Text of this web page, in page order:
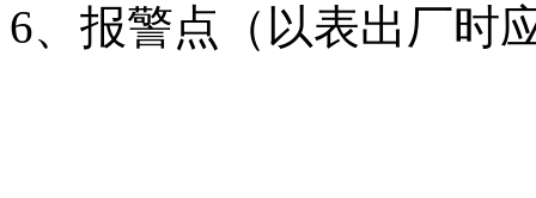
6、报警点（以表出厂时